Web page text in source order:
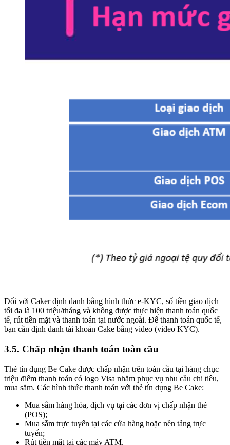
Đối với Caker định danh bằng hình thức e-KYC, số tiền giao dịch
tối đa là 100 triệu/tháng và không được thực hiện thanh toán quốc
tế, rút tiền mặt và thanh toán tại nước ngoài. Để thanh toán quốc tế,
bạn cần định danh tài khoản Cake bằng video (video KYC).
3.5. Chấp nhận thanh toán toàn cầu
Thẻ tín dụng Be Cake được chấp nhận trên toàn cầu tại hàng chục
triệu điểm thanh toán có logo Visa nhằm phục vụ nhu cầu chi tiêu,
mua sắm. Các hình thức thanh toán với thẻ tín dụng Be Cake:
Mua sắm hàng hóa, dịch vụ tại các đơn vị chấp nhận thẻ
(POS);
Mua sắm trực tuyến tại các cửa hàng hoặc nền tảng trực
tuyến;
Rút tiền mặt tại các máy ATM.